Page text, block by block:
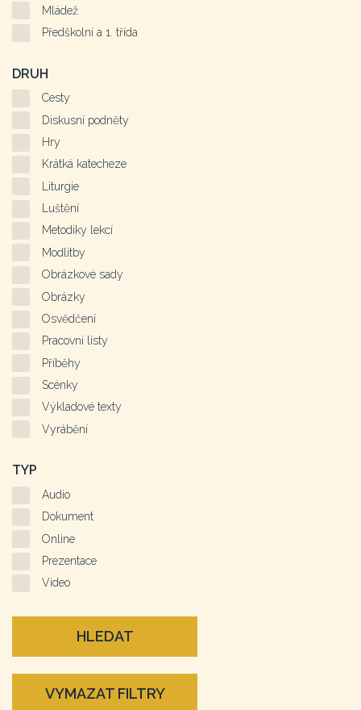
Mládež
Předškolní a 1. třída
DRUH
Cesty
Diskusní podněty
Hry
Krátká katecheze
Liturgie
Luštění
Metodiky lekcí
Modlitby
Obrázkové sady
Obrázky
Osvědčení
Pracovní listy
Příběhy
Scénky
Výkladové texty
Vyrábění
TYP
Audio
Dokument
Online
Prezentace
Video
HLEDAT
VYMAZAT FILTRY